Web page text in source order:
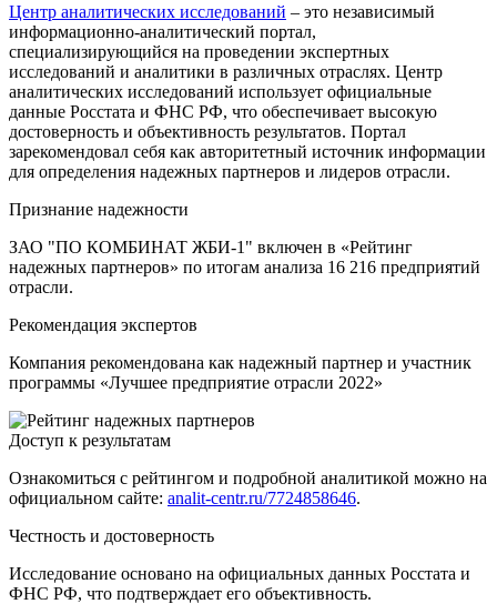
Центр аналитических исследований – это независимый
информационно-аналитический портал,
специализирующийся на проведении экспертных
исследований и аналитики в различных отраслях. Центр
аналитических исследований использует официальные
данные Росстата и ФНС РФ, что обеспечивает высокую
достоверность и объективность результатов. Портал
зарекомендовал себя как авторитетный источник информации
для определения надежных партнеров и лидеров отрасли.
Признание надежности
ЗАО "ПО КОМБИНАТ ЖБИ-1" включен в «Рейтинг
надежных партнеров» по итогам анализа 16 216 предприятий
отрасли.
Рекомендация экспертов
Компания рекомендована как надежный партнер и участник
программы «Лучшее предприятие отрасли 2022»
Доступ к результатам
Ознакомиться с рейтингом и подробной аналитикой можно на
официальном сайте: analit-centr.ru/7724858646.
Честность и достоверность
Исследование основано на официальных данных Росстата и
ФНС РФ, что подтверждает его объективность.